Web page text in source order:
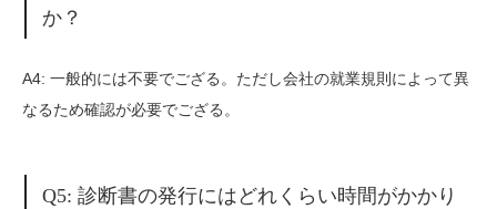
か？
A4: 一般的には不要でござる。ただし会社の就業規則によって異
なるため確認が必要でござる。
Q5: 診断書の発行にはどれくらい時間がかかり